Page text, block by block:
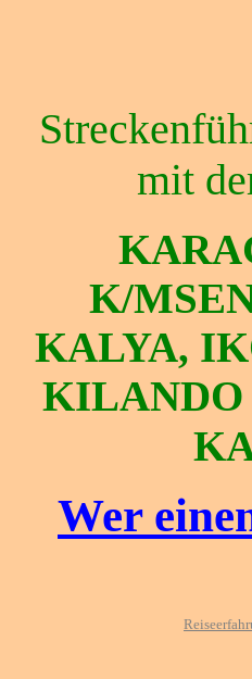
mit
K/
KALYA,
KILANDO
Wer